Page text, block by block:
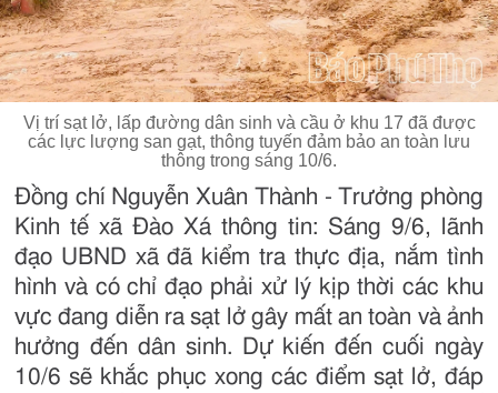
Vị trí sạt lở, lấp đường dân sinh và cầu ở khu 17 đã được
các lực lượng san gạt, thông tuyến đảm bảo an toàn lưu
thông trong sáng 10/6.
Đồng chí Nguyễn Xuân Thành - Trưởng phòng
Kinh tế xã Đào Xá thông tin: Sáng 9/6, lãnh
đạo UBND xã đã kiểm tra thực địa, nắm tình
hình và có chỉ đạo phải xử lý kịp thời các khu
vực đang diễn ra sạt lở gây mất an toàn và ảnh
hưởng đến dân sinh. Dự kiến đến cuối ngày
10/6 sẽ khắc phục xong các điểm sạt lở, đáp